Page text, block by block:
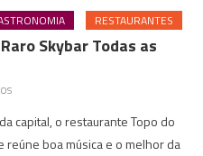
RESTAURANTES
Skybar Todas as
capital, o restaurante Topo do
reúne boa música e o melhor da